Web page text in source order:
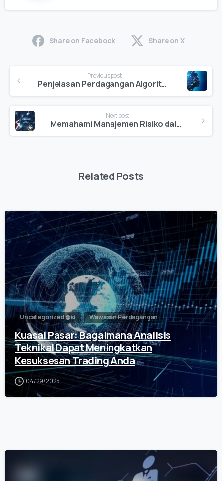
Share on Facebook Share on X
Reading
Previous post
Penjelasan Perdagangan Algoritmik: Cara Cerdas untuk Berdagang di Tahun 2025
Next post
Memahami Manajemen Risiko dalam Trading: Kunci untuk Berinvestasi Lebih Cerdas
Related Posts
0
Uncategorized @id Wawasan Perdagangan
Kuasai Pasar: Bagaimana Analisis
Teknikal Dapat Meningkatkan
Kesuksesan Trading Anda
04/29/2025
0